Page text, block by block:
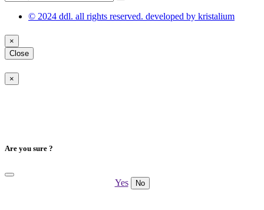
© 2024 ddl. all rights reserved. developed by kristalium
×
Close
×
Are you sure ?
Yes No